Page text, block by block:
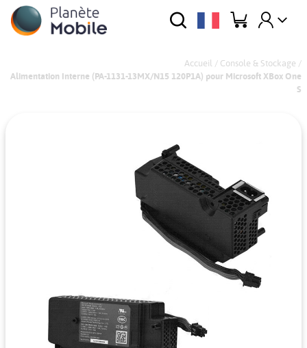
Accueil / Console & Stockage /
Alimentation Interne (PA-1131-13MX/N15 120P1A) pour Microsoft XBox One
S